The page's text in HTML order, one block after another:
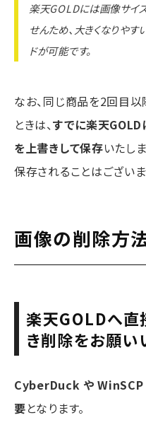
楽天GOLDには画像サイ
せんため、大きくなりや
ドが可能です。
なお、同じ商品を2回目
ときは、すでに楽天GOLD
を上書きして保存いたし
保存されることはございま
画像の削除方
楽天GOLDへ直
き削除をお願い
CyberDuck や WinSCP
要となります。